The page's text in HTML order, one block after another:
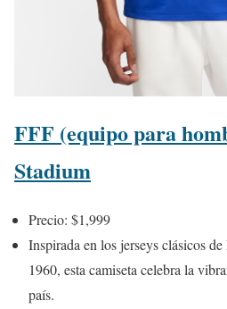
FFF (equipo para
Stadium
Precio: $1,999
Inspirada en los jerseys clásicos
1960, esta camiseta celebra la
país.